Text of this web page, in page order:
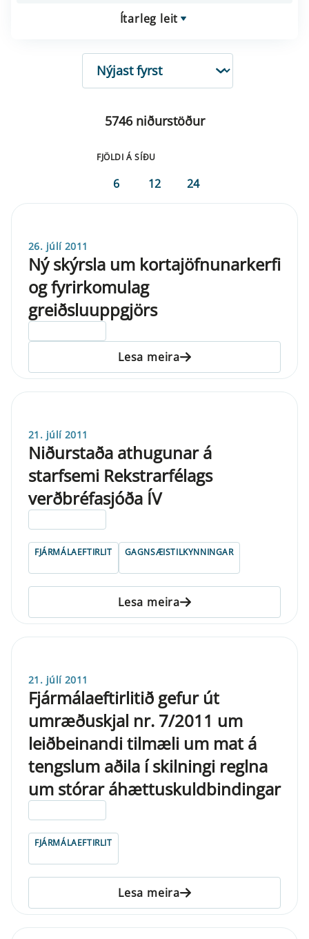
Ítarleg leit
RÖÐUN
5746 niðurstöður
FJÖLDI Á SÍÐU
6 12 24
26. júlí 2011
Ný skýrsla um kortajöfnunarkerfi
og fyrirkomulag
greiðsluuppgjörs
Lesa meira
21. júlí 2011
Niðurstaða athugunar á
starfsemi Rekstrarfélags
verðbréfasjóða ÍV
FJÁRMÁLAEFTIRLIT GAGNSÆISTILKYNNINGAR
Lesa meira
21. júlí 2011
Fjármálaeftirlitið gefur út
umræðuskjal nr. 7/2011 um
leiðbeinandi tilmæli um mat á
tengslum aðila í skilningi reglna
um stórar áhættuskuldbindingar
FJÁRMÁLAEFTIRLIT
Lesa meira